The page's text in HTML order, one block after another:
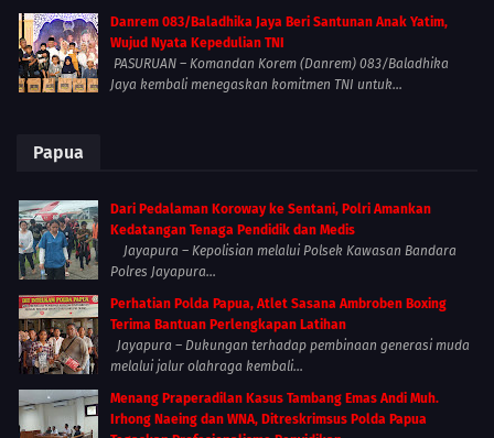
Danrem 083/Baladhika Jaya Beri Santunan Anak Yatim,
Wujud Nyata Kepedulian TNI
PASURUAN – Komandan Korem (Danrem) 083/Baladhika
Jaya kembali menegaskan komitmen TNI untuk...
Papua
Dari Pedalaman Koroway ke Sentani, Polri Amankan
Kedatangan Tenaga Pendidik dan Medis
Jayapura – Kepolisian melalui Polsek Kawasan Bandara
Polres Jayapura...
Perhatian Polda Papua, Atlet Sasana Ambroben Boxing
Terima Bantuan Perlengkapan Latihan
Jayapura – Dukungan terhadap pembinaan generasi muda
melalui jalur olahraga kembali...
Menang Praperadilan Kasus Tambang Emas Andi Muh.
Irhong Naeing dan WNA, Ditreskrimsus Polda Papua